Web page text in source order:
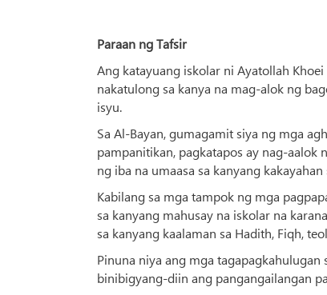
Paraan ng Tafsir
Ang katayuang iskolar ni Ayatollah
nakatulong sa kanya na mag-alok ng
isyu.
Sa Al-Bayan, gumagamit siya ng mga
pampanitikan, pagkatapos ay nag-aalok
ng iba na umaasa sa kanyang kakayahan
Kabilang sa mga tampok ng mga
sa kanyang mahusay na iskolar na
sa kanyang kaalaman sa Hadith, Fiqh,
Pinuna niya ang mga tagapagkahulugan
binibigyang-diin ang pangangailangan